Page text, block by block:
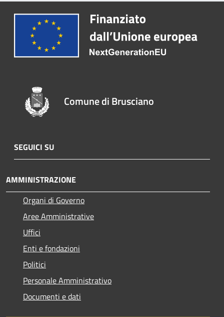
Comune di Brusciano
SEGUICI SU
AMMINISTRAZIONE
Organi di Governo
Aree Amministrative
Uffici
Enti e fondazioni
Politici
Personale Amministrativo
Documenti e dati